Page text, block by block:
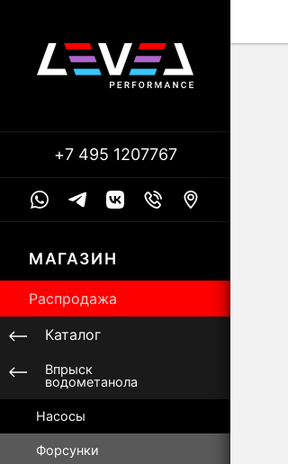
+7 495 1207767
МАГАЗИН
Распродажа
Каталог
Впрыск
водометанола
Насосы
Форсунки